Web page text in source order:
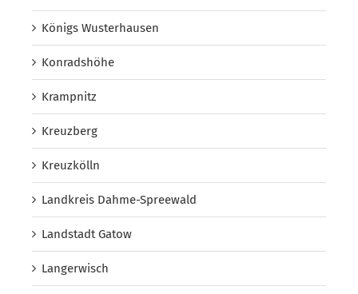
Königs Wusterhausen
Konradshöhe
Krampnitz
Kreuzberg
Kreuzkölln
Landkreis Dahme-Spreewald
Landstadt Gatow
Langerwisch